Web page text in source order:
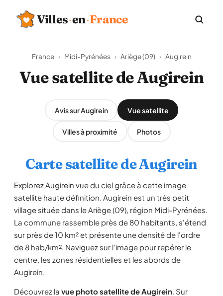
Villes·en·France
France › Midi-Pyrénées › Ariège (09) › Augirein
Vue satellite de Augirein
Avis sur Augirein Vue satellite
Villes à proximité Photos
Carte satellite de Augirein
Explorez Augirein vue du ciel grâce à cette image
satellite haute définition. Augirein est un très petit
village située dans le Ariège (09), région Midi-Pyrénées.
La commune rassemble près de 80 habitants, s'étend
sur près de 10 km² et présente une densité de l'ordre
de 8 hab/km². Naviguez sur l'image pour repérer le
centre, les zones résidentielles et les abords de
Augirein.
Découvrez la vue photo satellite de Augirein. Sur